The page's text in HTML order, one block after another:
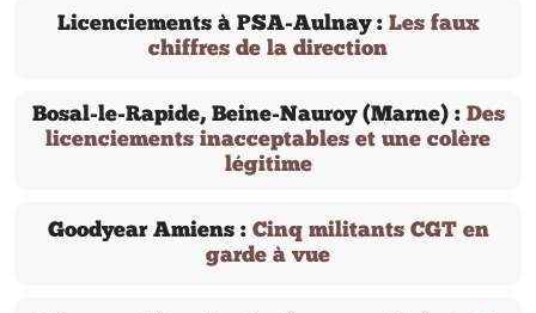
Licenciements à PSA-Aulnay : Les faux
chiffres de la direction
Bosal-le-Rapide, Beine-Nauroy (Marne) : Des
licenciements inacceptables et une colère
légitime
Goodyear Amiens : Cinq militants CGT en
garde à vue